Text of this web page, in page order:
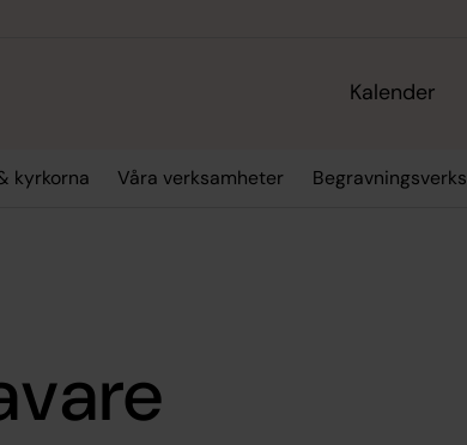
Kalender
kyrkorna Våra verksamheter